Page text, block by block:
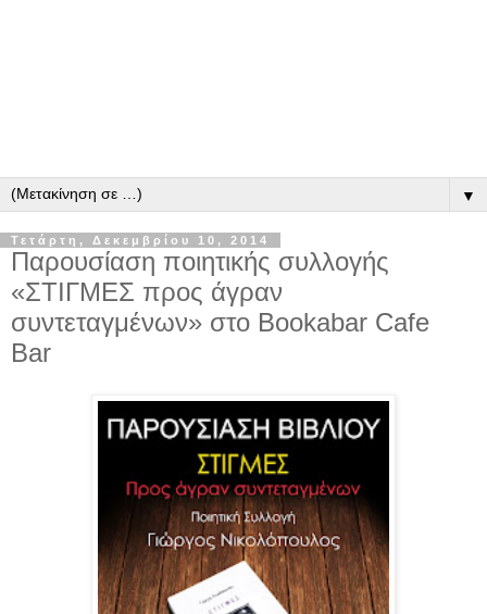
▼
Τετάρτη, Δεκεμβρίου 10, 2014
Παρουσίαση ποιητικής συλλογής
«ΣΤΙΓΜΕΣ προς άγραν
συντεταγμένων» στο Bookabar Cafe
Bar